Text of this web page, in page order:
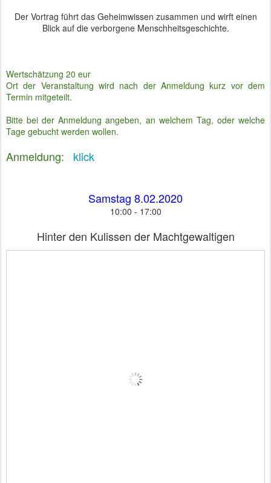
Der Vortrag führt das Geheimwissen zusammen und wirft einen
Blick auf die verborgene Menschheitsgeschichte.
Wertschätzung 20 eur
Ort der Veranstaltung wird nach der Anmeldung kurz vor dem
Termin mitgeteilt.
Bitte bei der Anmeldung angeben, an welchem Tag, oder welche
Tage gebucht werden wollen.
Anmeldung: klick
Samstag 8.02.2020
10:00 - 17:00
Hinter den Kulissen der Machtgewaltigen